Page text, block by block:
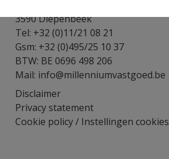
3590 Diepenbeek
Tel: +32 (0)11/21 08 21
Gsm: +32 (0)495/25 10 37
BTW: BE 0696 498 206
Mail: info@millenniumvastgoed.be
Disclaimer
Privacy statement
Cookie policy/ Instellingen cookies